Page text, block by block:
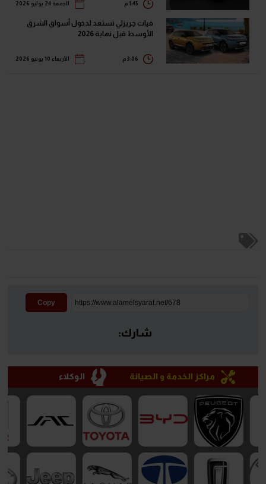
الجمعة 24 يوليو 2026
فيات جريزلي تستعد لدخول أسواق الشرق
الأوسط قبل نهاية 2026
الأربعاء 10 يونيو 2026
Copy
شارك:
مراكز الخدمة و الصيانة الوكلاء